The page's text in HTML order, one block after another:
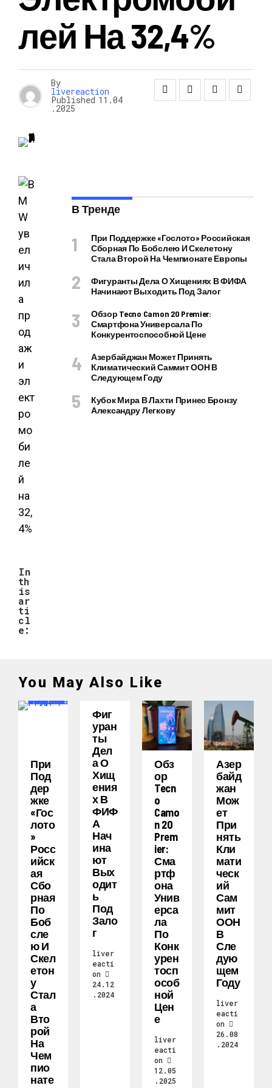
Лей На 32,4%
By
livereaction
Published 11.04
.2025
In
th
is
ar
ti
cl
e:
В Тренде
При Поддержке «Гослото» Российская
Сборная По Бобслею И Скелетону
Стала Второй На Чемпионате Европы
Фигуранты Дела О Хищениях В ФИФА
Начинают Выходить Под Залог
Обзор Tecno Camon 20 Premier:
Смартфона Универсала По
Конкурентоспособной Цене
Азербайджан Может Принять
Климатический Саммит ООН В
Следующем Году
Кубок Мира В Лахти Принес Бронзу
Александру Легкову
You May Also Like
При
Под
Дер
Жке
«Гос
Лото
»
Росс
Ийск
Ая
Сбо
Рная
По
Боб
Сле
Ю И
Скел
Етон
У
Стал
А
Вто
Рой
На
Чем
Пио
Нате
Фиг
Уран
Ты
Дел
А О
Хищ
Ения
Х В
ФИФ
А
Нач
Ина
Ют
Вых
Одит
Ь
Под
Зало
Г
liver
eacti
on
24.12
.2024
Обз
Ор
Tecn
O
Camo
N 20
Prem
Ier:
Сма
Ртф
Она
Унив
Ерса
Ла
По
Конк
Урен
Тосп
Особ
Ной
Цен
Е
liver
eacti
on
12.05
.2025
Азер
Байд
Жан
Мож
Ет
При
Нять
Кли
Мати
Ческ
Ий
Сам
Мит
ООН
В
Сле
Дую
Щем
Году
liver
eacti
on
26.08
.2024